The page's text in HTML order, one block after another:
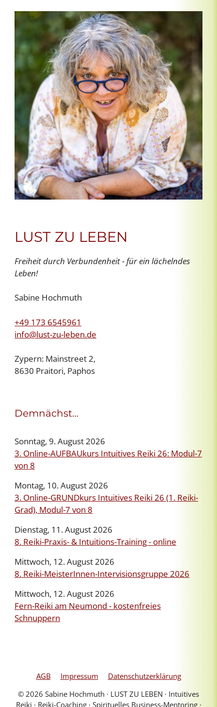
LUST ZU LEBEN
Freiheit durch Verbundenheit - für ein lächelndes
Leben!
Sabine Hochmuth
+49 173 6545961
info@lust-zu-leben.de
Zypern: Mainstreet 2,
8630 Praitori, Paphos
Demnächst…
Sonntag, 9. August 2026
3. Online-AUFBAUkurs Intuitives Reiki 26: Modul-7
von 8
Montag, 10. August 2026
3. Online-GRUNDkurs Intuitives Reiki 26 (1. Reiki-
Grad), Modul-7 von 8
Dienstag, 11. August 2026
8. Reiki-Praxis- & Intuitions-Training - online
Mittwoch, 12. August 2026
8. Reiki-MeisterInnen-Intervisionsgruppe 2026
Mittwoch, 12. August 2026
Fern-Reiki am Neumond - kostenfreies
Schnuppern
AGB Impressum
Datenschutzerklärung
© 2026 Sabine Hochmuth ∙ LUST ZU LEBEN ∙ Intuitives
Reiki ∙ Reiki-Coaching ∙ Spirituelles Business-Mentoring ∙